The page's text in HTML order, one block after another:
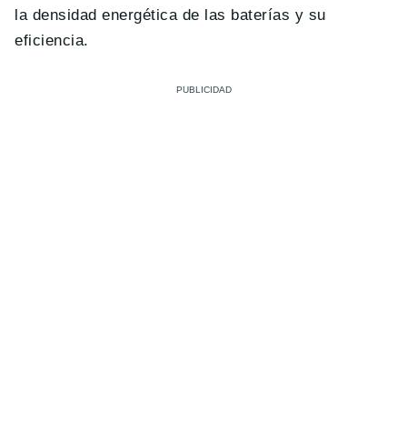
la densidad energética de las baterías y su
eficiencia.